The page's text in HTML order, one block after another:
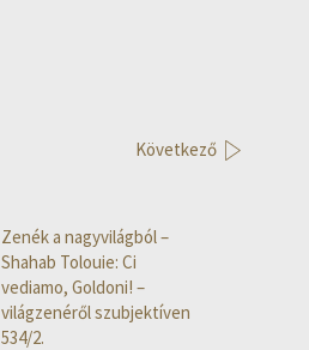
Következő
Zenék a nagyvilágból –
Shahab Tolouie: Ci
vediamo, Goldoni! –
világzenéről szubjektíven
534/2.